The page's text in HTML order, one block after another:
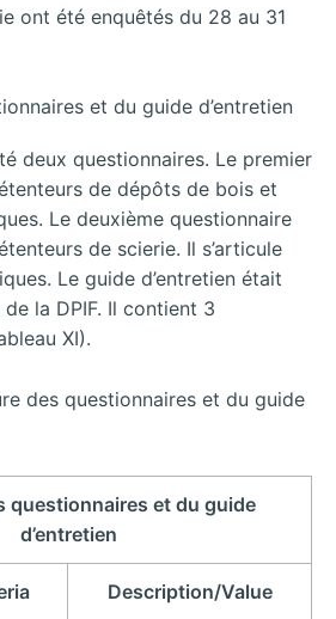
ont été enquêtés du 28 au 31
et du guide d’entretien
deux questionnaires. Le premier
de dépôts de bois et
Le deuxième questionnaire
de scierie. Il s’articule
Le guide d’entretien était
la DPIF. Il contient 3
XI).
des questionnaires et du guide
questionnaires et du guide
d’entretien
Description/Value